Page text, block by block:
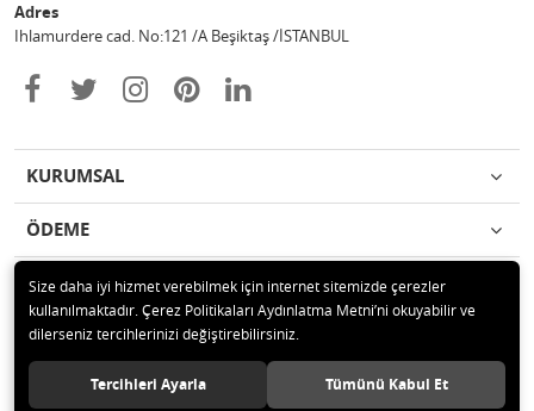
Adres
Ihlamurdere cad. No:121 /A Beşiktaş /İSTANBUL
KURUMSAL
ÖDEME
İLETİŞİM
© 2020 Avize Marketim Tüm hakları saklıdır.
Size daha iyi hizmet verebilmek için internet sitemizde çerezler
kullanılmaktadır. Çerez Politikaları Aydınlatma Metni’ni okuyabilir ve
dilerseniz tercihlerinizi değiştirebilirsiniz.
Tercihleri Ayarla Tümünü Kabul Et